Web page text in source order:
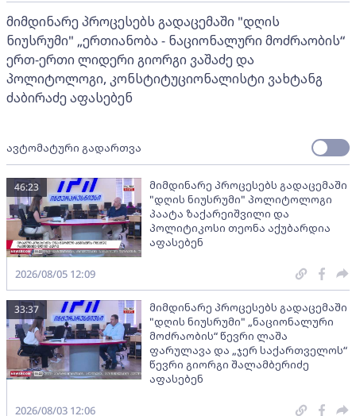
მიმდინარე პროცესებს გადაცემაში "დღის
ნიუსრუმი" „ერთიანობა - ნაციონალური მოძრაობის“
ერთ-ერთი ლიდერი გიორგი ვაშაძე და
პოლიტოლოგი, კონსტიტუციონალისტი ვახტანგ
ძაბირაძე აფასებენ
ავტომატური გადართვა
მიმდინარე პროცესებს გადაცემაში
"დღის ნიუსრუმი" პოლიტოლოგი
პაატა ზაქარეიშვილი და
პოლიტიკოსი თეონა აქუბარდია
აფასებენ
46:23
2026/08/05 12:09
მიმდინარე პროცესებს გადაცემაში
"დღის ნიუსრუმი" „ნაციონალური
მოძრაობის“ წევრი ლაშა
ფარულავა და „ჯერ საქართველოს“
წევრი გიორგი შალამბერიძე
აფასებენ
33:37
2026/08/03 12:06